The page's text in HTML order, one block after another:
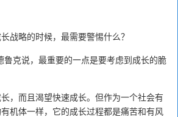
略的时候，最需要警惕什么？
克说，最重要的一点是要考虑到成长的脆
而且渴望快速成长。但作为一个社会有
机体一样，它的成长过程都是痛苦和有风